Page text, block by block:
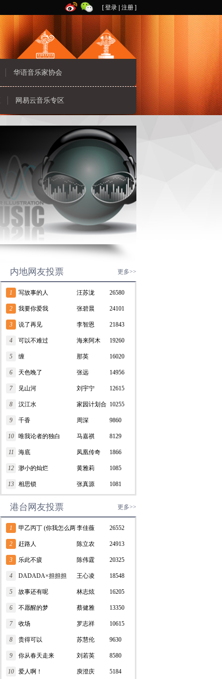
[登录 注册 ]
华语音乐家协会
网易云音乐专区
内地网友投票 更多>>
1 写故事的人 汪苏泷 26580
2 我要你爱我 张碧晨 24101
3 说了再见 李智恩 21843
4 可以不难过 海来阿木 19260
5 缠 那英 16020
6 天色晚了 张远 14956
7 见山河 刘宇宁 12615
8 汉江水 家园计划合
唱团
10255
9 千香 周深 9860
10 唯我论者的独白 马嘉祺 8129
11 海底 凤凰传奇 1866
12 渺小的灿烂 黄雅莉 1085
13 相思锁 张真源 1081
港台网友投票 更多>>
1 甲乙丙丁 (你我怎么两
清)
李佳薇 26552
2 赶路人 陈立农 24913
3 乐此不疲 陈伟霆 20325
4 DADADA×担担担 王心凌 18548
5 故事还有呢 林志炫 16205
6 不愿醒的梦 蔡健雅 13350
7 收场 罗志祥 10615
8 贵得可以 苏慧伦 9630
9 你从春天走来 刘若英 8580
10 爱人啊！ 庾澄庆 5184